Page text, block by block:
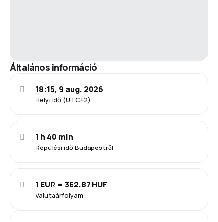
Általános információ
Helyi idő (UTC+2)
18:15, 9 aug. 2026
Repülési idő Budapestről
1 h 40 min
Valutaárfolyam
1 EUR = 362.87 HUF